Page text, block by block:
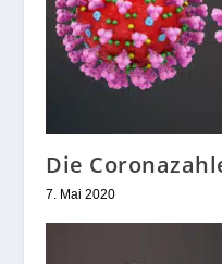
Die
7. Mai 2020